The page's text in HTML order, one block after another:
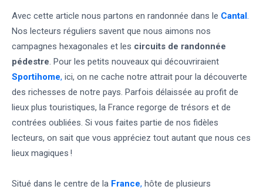
Avec cette article nous partons en randonnée dans le Cantal.
Nos lecteurs réguliers savent que nous aimons nos
campagnes hexagonales et les circuits de randonnée
pédestre. Pour les petits nouveaux qui découvriraient
Sportihome, ici, on ne cache notre attrait pour la découverte
des richesses de notre pays. Parfois délaissée au profit de
lieux plus touristiques, la France regorge de trésors et de
contrées oubliées. Si vous faites partie de nos fidèles
lecteurs, on sait que vous appréciez tout autant que nous ces
lieux magiques !
Situé dans le centre de la France, hôte de plusieurs